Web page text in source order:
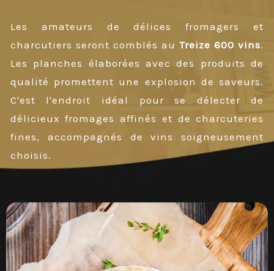
Les amateurs de délices fromagers et
charcutiers seront comblés auTreize 600 vins.
Les planches élaborées avec des produits de
qualité promettent une explosion de saveurs.
C'est l'endroit idéal pour se délecter de
délicieux fromages affinés et de charcuteries
fines, accompagnés de vins soigneusement
choisis.